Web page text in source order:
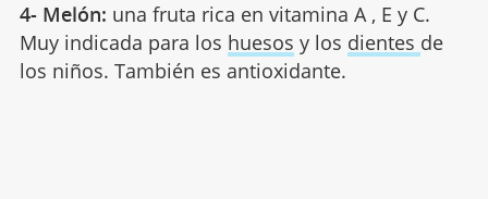
4- Melón: una fruta rica en vitamina A , E y C.
Muy indicada para los huesos y los dientes de
los niños. También es antioxidante.